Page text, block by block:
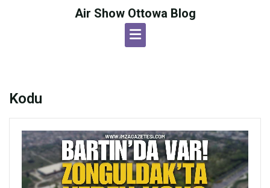
Air Show Ottowa Blog
Kodu